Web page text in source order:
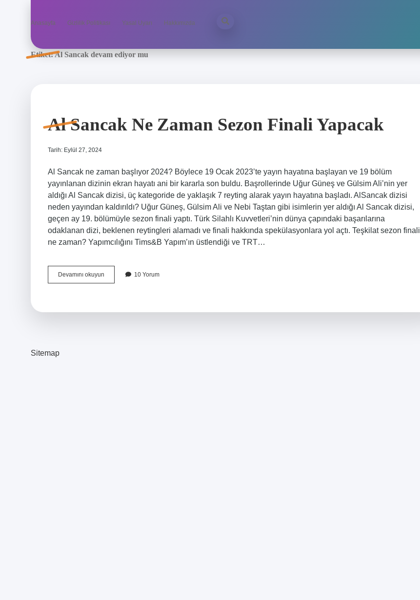
Anasayfa Gizlilik Politikası Yasal Uyarı Hakkımızda
Etiket:Al Sancak devam ediyor mu
Al Sancak Ne Zaman Sezon Finali Yapacak
Tarih: Eylül 27, 2024
Al Sancak ne zaman başlıyor 2024? Böylece 19 Ocak 2023’te yayın hayatına başlayan ve 19 bölüm
yayınlanan dizinin ekran hayatı ani bir kararla son buldu. Başrollerinde Uğur Güneş ve Gülsim Ali’nin yer
aldığı Al Sancak dizisi, üç kategoride de yaklaşık 7 reyting alarak yayın hayatına başladı. AlSancak dizisi
neden yayından kaldırıldı? Uğur Güneş, Gülsim Ali ve Nebi Taştan gibi isimlerin yer aldığı Al Sancak dizisi,
geçen ay 19. bölümüyle sezon finali yaptı. Türk Silahlı Kuvvetleri’nin dünya çapındaki başarılarına
odaklanan dizi, beklenen reytingleri alamadı ve finali hakkında spekülasyonlara yol açtı. Teşkilat sezon finali
ne zaman? Yapımcılığını Tims&B Yapım’ın üstlendiği ve TRT…
Devamını okuyun
Sancak
10 Yorum
Sitemap